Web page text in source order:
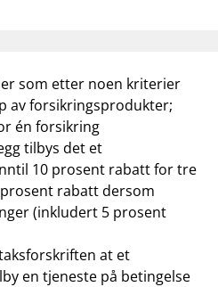
som etter noen kriterier
av forsikringsprodukter;
én forsikring
tilbys det et
10 prosent rabatt for tre
rabatt dersom
(inkludert 5 prosent
at et
en tjeneste på betingelse